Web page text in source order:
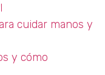
cuidar manos y
y cómo